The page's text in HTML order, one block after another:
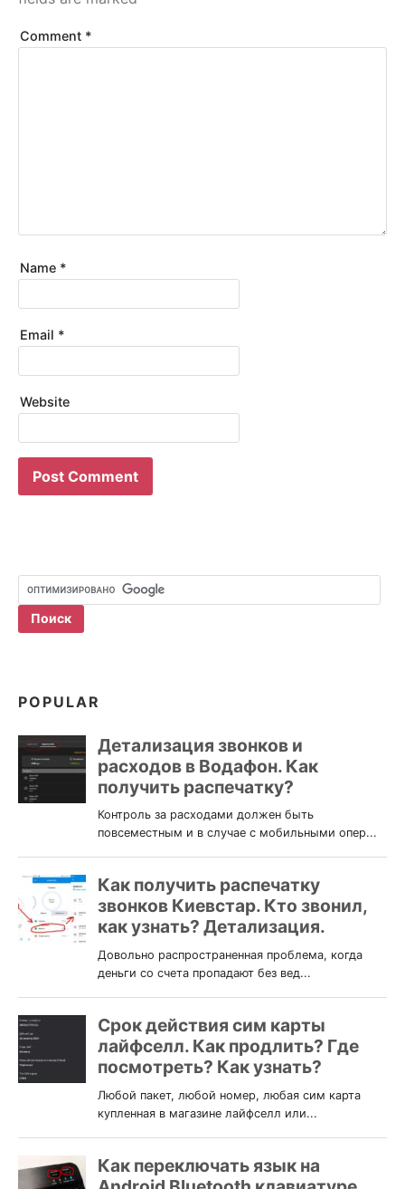
Comment *
Name *
Email *
Website
POPULAR